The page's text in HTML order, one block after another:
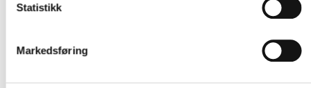
Statistikk
Markedsføring
MacBook Air har to Thunderbolt 4-porter, en MagSafe-
[4]. Og den støtter opptil to eksterne skjermer.